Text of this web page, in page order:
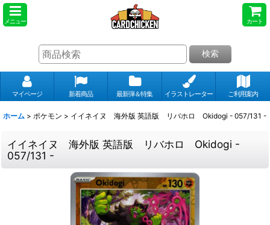
メニュー カート
検索
マイページ 新着商品 最新弾＆特集 イラストレーター ご利用案内
ホーム > ポケモン > イイネイヌ 海外版 英語版 リバホロ Okidogi - 057/131 -
イイネイヌ 海外版 英語版 リバホロ Okidogi -
057/131 -